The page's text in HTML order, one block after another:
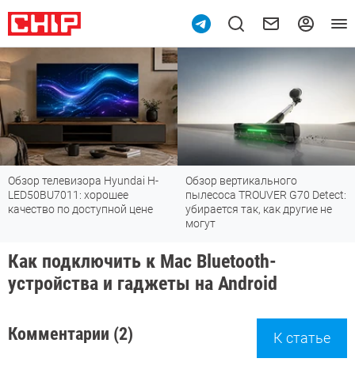
Обзор телевизора Hyundai H-
LED50BU7011: хорошее
качество по доступной цене
Обзор вертикального
пылесоса TROUVER G70 Detect:
убирается так, как другие не
могут
Как подключить к Mac Bluetooth-
устройства и гаджеты на Android
Комментарии (2) К статье